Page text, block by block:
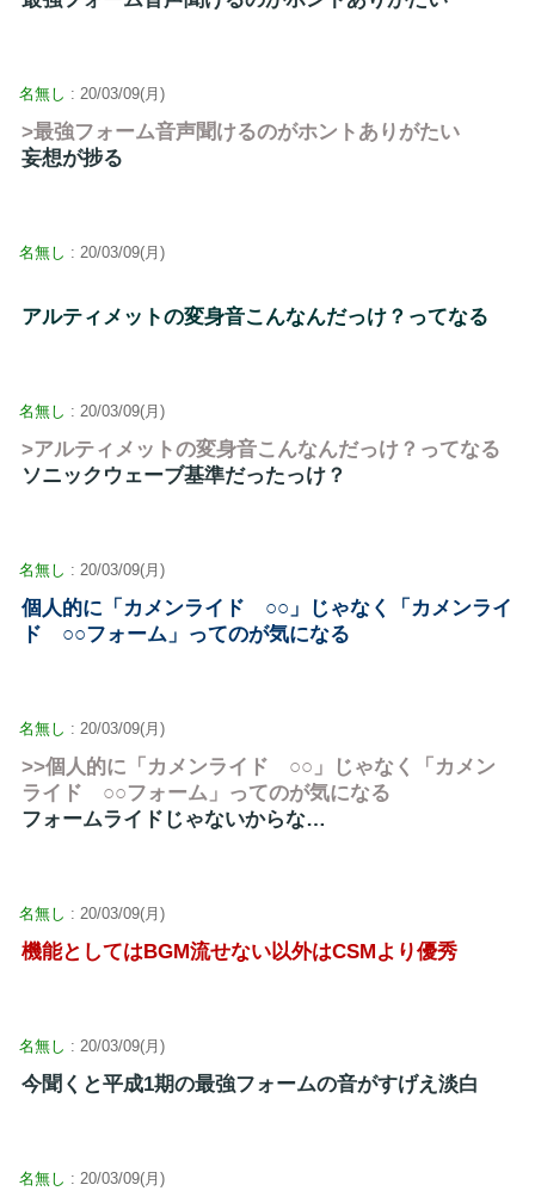
名無し : 20/03/09(月)
>最強フォーム音声聞けるのがホントありがたい
妄想が捗る
名無し : 20/03/09(月)
アルティメットの変身音こんなんだっけ？ってなる
名無し : 20/03/09(月)
>アルティメットの変身音こんなんだっけ？ってなる
ソニックウェーブ基準だったっけ？
名無し : 20/03/09(月)
個人的に「カメンライド ○○」じゃなく「カメンライ
ド ○○フォーム」ってのが気になる
名無し : 20/03/09(月)
>>個人的に「カメンライド ○○」じゃなく「カメン
ライド ○○フォーム」ってのが気になる
フォームライドじゃないからな…
名無し : 20/03/09(月)
機能としてはBGM流せない以外はCSMより優秀
名無し : 20/03/09(月)
今聞くと平成1期の最強フォームの音がすげえ淡白
名無し : 20/03/09(月)